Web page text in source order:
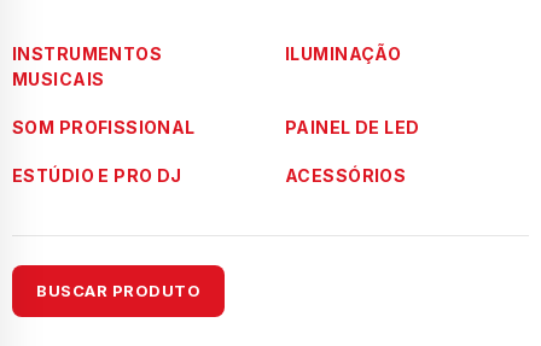
INSTRUMENTOS
MUSICAIS
ILUMINAÇÃO
SOM PROFISSIONAL PAINEL DE LED
ESTÚDIO E PRO DJ ACESSÓRIOS
BUSCAR PRODUTO